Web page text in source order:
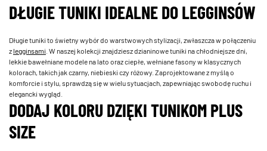
DŁUGIE TUNIKI IDEALNE DO LEGGINSÓW
Długie tuniki to świetny wybór do warstwowych stylizacji, zwłaszcza w połączeniu
zlegginsami . W naszej kolekcji znajdziesz dzianinowe tuniki na chłodniejsze dni,
lekkie bawełniane modele na lato oraz ciepłe, wełniane fasony w klasycznych
kolorach, takich jak czarny, niebieski czy różowy. Zaprojektowane z myślą o
komforcie i stylu, sprawdzą się w wielu sytuacjach, zapewniając swobodę ruchu i
elegancki wygląd.
DODAJ KOLORU DZIĘKI TUNIKOM PLUS
SIZE